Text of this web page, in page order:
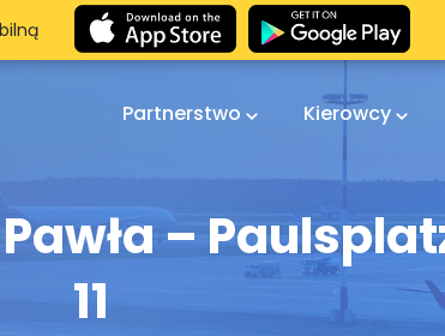
Partnerstwo Kierowcy
–
11